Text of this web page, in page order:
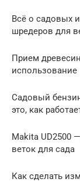
Всё о садовых
шредеров для
Прием
использование
Садовый
это, как
Makita UD2500
веток для сада
Как сделать